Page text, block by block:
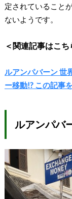
定されていること
ないようです。
＜関連記事はこ
ルアンパバーン 世
ー移動!? この記事
ルアンパバ